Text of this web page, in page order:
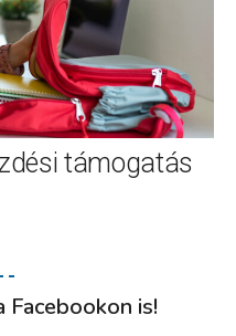
támogatás
Facebookon is!